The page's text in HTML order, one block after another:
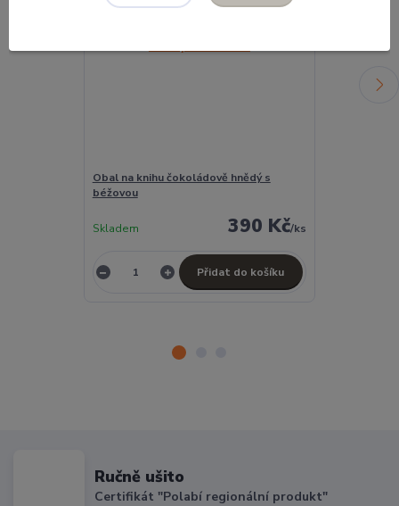
Obal na knihu čokoládově hnědý s
béžovou
390 Kč/ks
Skladem
Přidat do košíku
Ručně ušito
Certifikát "Polabí regionální produkt"